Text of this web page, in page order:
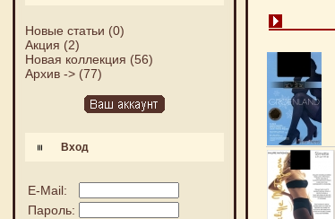
Новые статьи (0)
Акция (2)
Новая коллекция (56)
Архив ->(77)
Вход
E-Mail:
Пароль: